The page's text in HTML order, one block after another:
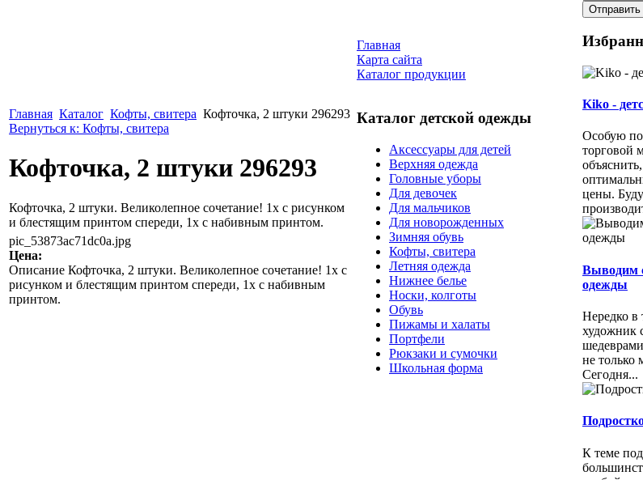
Главная Каталог Кофты, свитера Кофточка, 2 штуки 296293
Вернуться к: Кофты, свитера
Кофточка, 2 штуки 296293
Кофточка, 2 штуки. Великолепное сочетание! 1х с рисунком
и блестящим принтом спереди, 1х с набивным принтом.
pic_53873ac71dc0a.jpg
Цена:
Описание Кофточка, 2 штуки. Великолепное сочетание! 1х с
рисунком и блестящим принтом спереди, 1х с набивным
принтом.
Главная
Карта сайта
Каталог продукции
Каталог детской одежды
Аксессуары для детей
Верхняя одежда
Головные уборы
Для девочек
Для мальчиков
Для новорожденных
Зимняя обувь
Кофты, свитера
Летняя одежда
Нижнее белье
Носки, колготы
Обувь
Пижамы и халаты
Портфели
Рюкзаки и сумочки
Школьная форма
Kiko -
Особую
торговой
цены.
Выводим
одежды
Нередко
художник
не только
Сегодня...
К теме